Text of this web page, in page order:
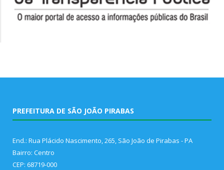
PREFEITURA DE SÃO JOÃO PIRABAS
End.: Rua Plácido Nascimento, 265, São João de Pirabas - PA
Bairro: Centro
CEP: 68719-000